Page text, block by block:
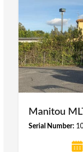
Manitou
Serial Number: